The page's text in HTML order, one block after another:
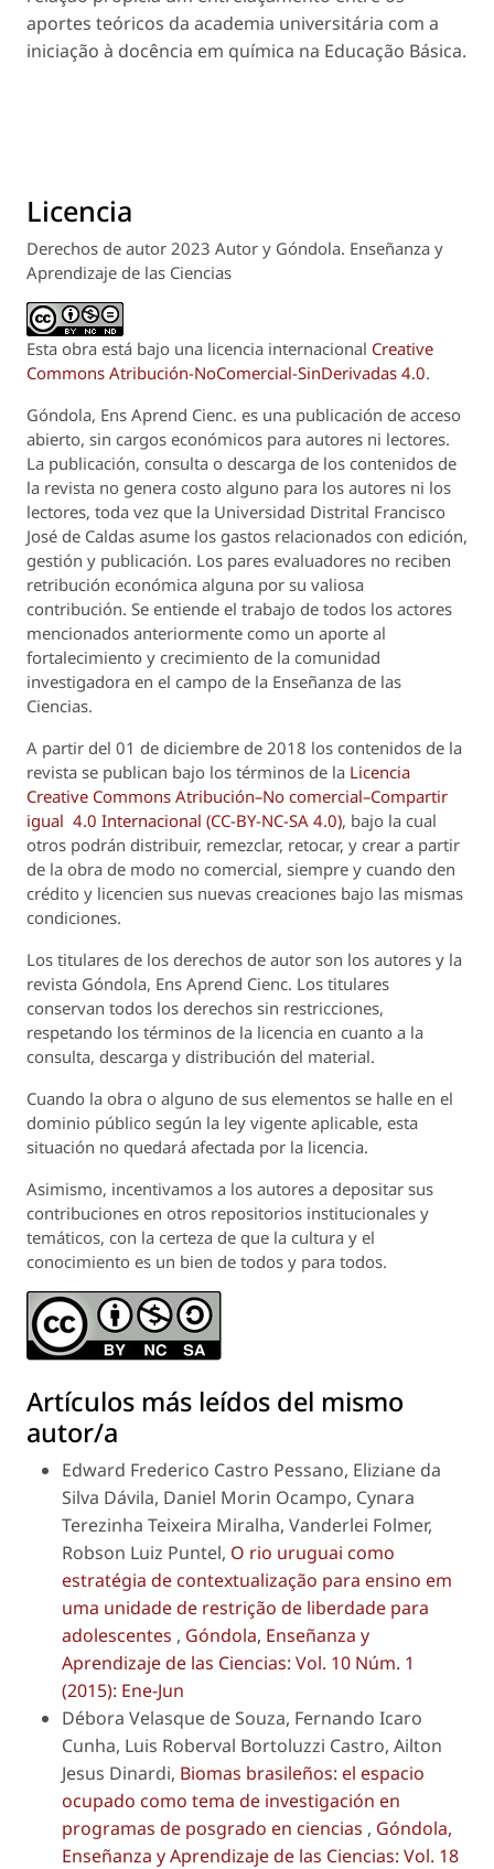
aportes teóricos da academia universitária com a
iniciação à docência em química na Educação Básica.
Licencia
Derechos de autor 2023 Autor y Góndola. Enseñanza y
Aprendizaje de las Ciencias
Esta obra está bajo una licencia internacional Creative
Commons Atribución-NoComercial-SinDerivadas 4.0.
Góndola, Ens Aprend Cienc. es una publicación de acceso
abierto, sin cargos económicos para autores ni lectores.
La publicación, consulta o descarga de los contenidos de
la revista no genera costo alguno para los autores ni los
lectores, toda vez que la Universidad Distrital Francisco
José de Caldas asume los gastos relacionados con edición,
gestión y publicación. Los pares evaluadores no reciben
retribución económica alguna por su valiosa
contribución. Se entiende el trabajo de todos los actores
mencionados anteriormente como un aporte al
fortalecimiento y crecimiento de la comunidad
investigadora en el campo de la Enseñanza de las
Ciencias.
A partir del 01 de diciembre de 2018 los contenidos de la
revista se publican bajo los términos de la Licencia
Creative Commons Atribución–No comercial–Compartir
igual 4.0 Internacional (CC-BY-NC-SA 4.0), bajo la cual
otros podrán distribuir, remezclar, retocar, y crear a partir
de la obra de modo no comercial, siempre y cuando den
crédito y licencien sus nuevas creaciones bajo las mismas
condiciones.
Los titulares de los derechos de autor son los autores y la
revista Góndola, Ens Aprend Cienc. Los titulares
conservan todos los derechos sin restricciones,
respetando los términos de la licencia en cuanto a la
consulta, descarga y distribución del material.
Cuando la obra o alguno de sus elementos se halle en el
dominio público según la ley vigente aplicable, esta
situación no quedará afectada por la licencia.
Asimismo, incentivamos a los autores a depositar sus
contribuciones en otros repositorios institucionales y
temáticos, con la certeza de que la cultura y el
conocimiento es un bien de todos y para todos.
Artículos más leídos del mismo
autor/a
Edward Frederico Castro Pessano, Eliziane da
Silva Dávila, Daniel Morin Ocampo, Cynara
Terezinha Teixeira Miralha, Vanderlei Folmer,
Robson Luiz Puntel, O rio uruguai como
estratégia de contextualização para ensino em
uma unidade de restrição de liberdade para
adolescentes , Góndola, Enseñanza y
Aprendizaje de las Ciencias: Vol. 10 Núm. 1
(2015): Ene-Jun
Débora Velasque de Souza, Fernando Icaro
Cunha, Luis Roberval Bortoluzzi Castro, Ailton
Jesus Dinardi, Biomas brasileños: el espacio
ocupado como tema de investigación en
programas de posgrado en ciencias , Góndola,
Enseñanza y Aprendizaje de las Ciencias: Vol. 18